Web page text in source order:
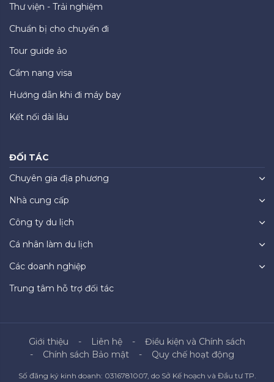
Thư viện - Trải nghiệm
Chuẩn bị cho chuyến đi
Tour guide ảo
Cẩm nang visa
Hướng dẫn khi đi máy bay
Kết nối dài lâu
ĐỐI TÁC
Chuyên gia địa phương
Nhà cung cấp
Công ty du lịch
Cá nhân làm du lịch
Các doanh nghiệp
Trung tâm hỗ trợ đối tác
Giới thiệu Liên hệ
Điều kiện và Chính sách
Chính sách Bảo mật
Quy chế hoạt động
Số đăng ký kinh doanh: 0316781007, do Sở Kế hoạch và Đầu tư TP.